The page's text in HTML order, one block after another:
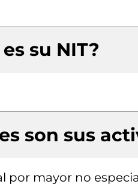
su NIT?
son sus
por mayor no